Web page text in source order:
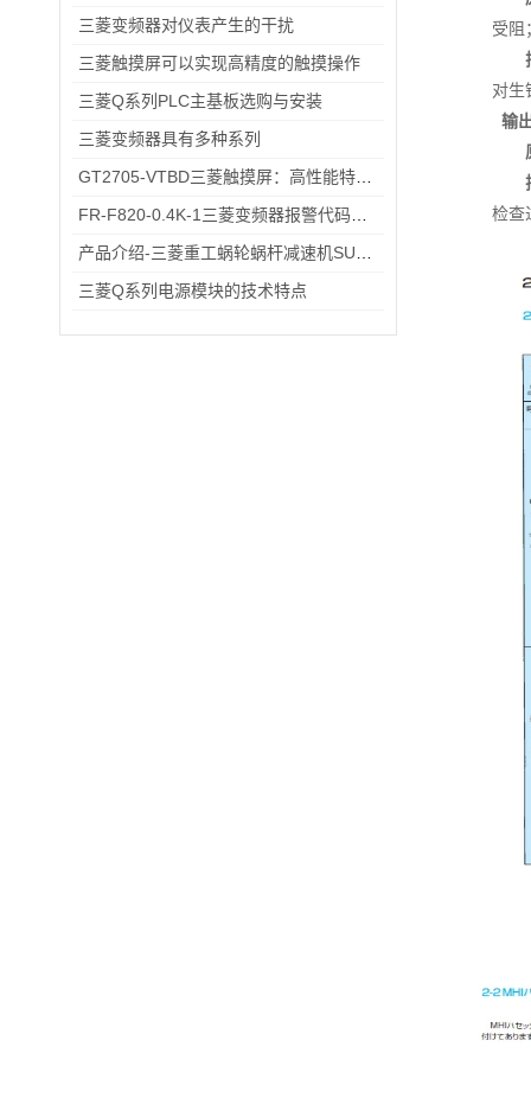
三菱变频器对仪表产生的干扰
三菱触摸屏可以实现高精度的触摸操作
三菱Q系列PLC主基板选购与安装
三菱变频器具有多种系列
三菱Q系列电源模块的技术特点
受阻
对生
输
检查